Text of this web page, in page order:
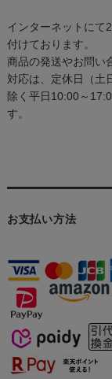
インターネットにて
付けております。
商品の発送やお問い
対応は、定休日（土
除く平日10:00～
す。
お支払い方法